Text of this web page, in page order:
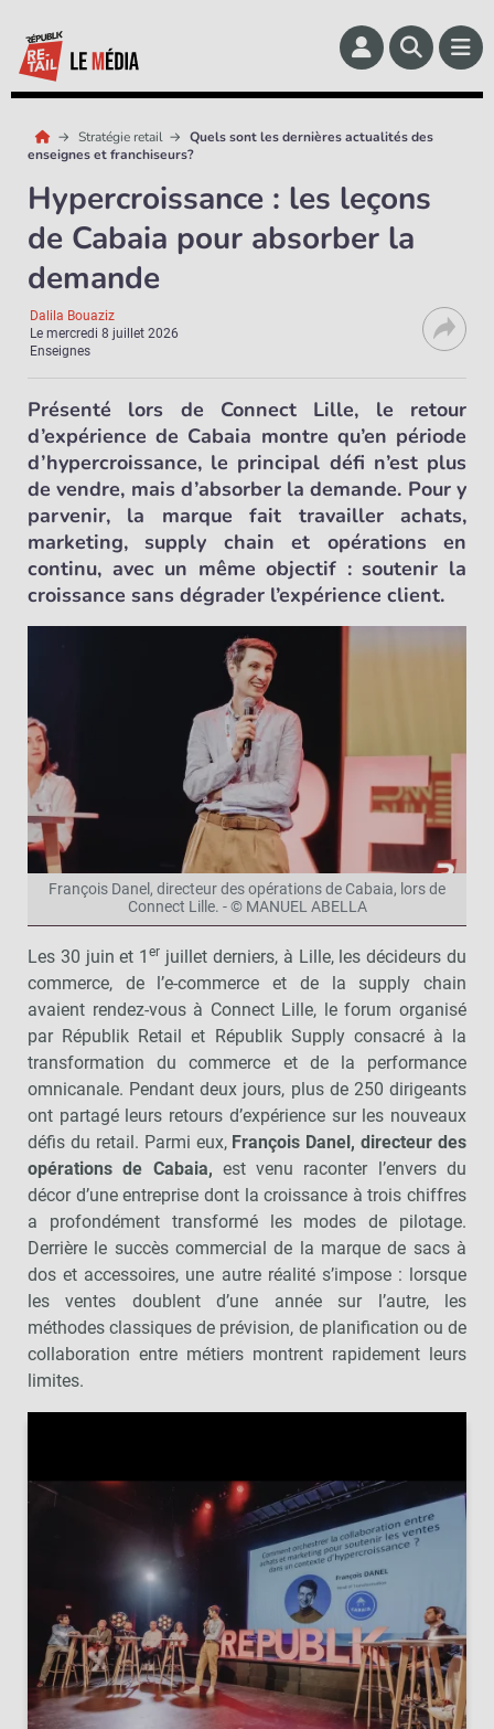
Stratégie retail
Quels sont les dernières actualités des
enseignes et franchiseurs?
Hypercroissance : les leçons
de Cabaia pour absorber la
demande
Dalila Bouaziz
Lemercredi 8 juillet 2026
Enseignes
Présenté lors de Connect Lille, le retour
d’expérience de Cabaia montre qu’en période
d’hypercroissance, le principal défi n’est plus
de vendre, mais d’absorber la demande. Pour y
parvenir, la marque fait travailler achats,
marketing, supply chain et opérations en
continu, avec un même objectif : soutenir la
croissance sans dégrader l’expérience client.
François Danel, directeur des opérations de Cabaia, lors de
Connect Lille. - © MANUEL ABELLA
Les 30 juin et 1er juillet derniers, à Lille, les décideurs du
commerce, de l’e-commerce et de la supply chain
avaient rendez-vous à Connect Lille, le forum organisé
par Républik Retail et Républik Supply consacré à la
transformation du commerce et de la performance
omnicanale. Pendant deux jours, plus de 250 dirigeants
ont partagé leurs retours d’expérience sur les nouveaux
défis du retail. Parmi eux, François Danel, directeur des
opérations de Cabaia, est venu raconter l’envers du
décor d’une entreprise dont la croissance à trois chiffres
a profondément transformé les modes de pilotage.
Derrière le succès commercial de la marque de sacs à
dos et accessoires, une autre réalité s’impose : lorsque
les ventes doublent d’une année sur l’autre, les
méthodes classiques de prévision, de planification ou de
collaboration entre métiers montrent rapidement leurs
limites.
précédent suivant